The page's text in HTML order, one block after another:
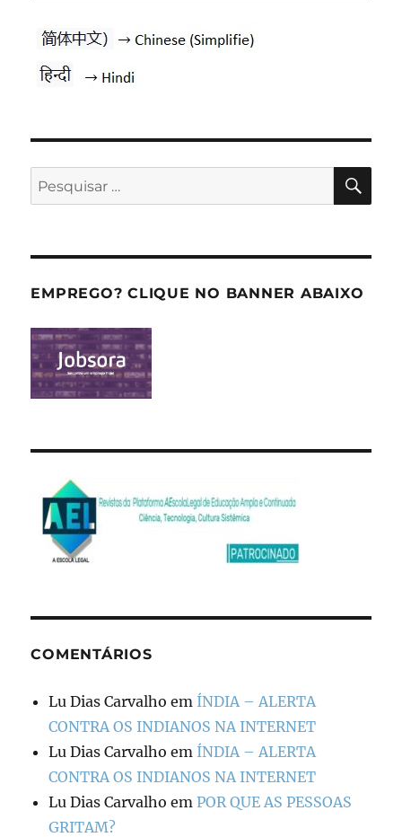
Pesquisar
por:
EMPREGO? CLIQUE NO BANNER ABAIXO
COMENTÁRIOS
Lu Dias Carvalho em ÍNDIA – ALERTA
CONTRA OS INDIANOS NA INTERNET
Lu Dias Carvalho em ÍNDIA – ALERTA
CONTRA OS INDIANOS NA INTERNET
Lu Dias Carvalho em POR QUE AS PESSOAS
GRITAM?